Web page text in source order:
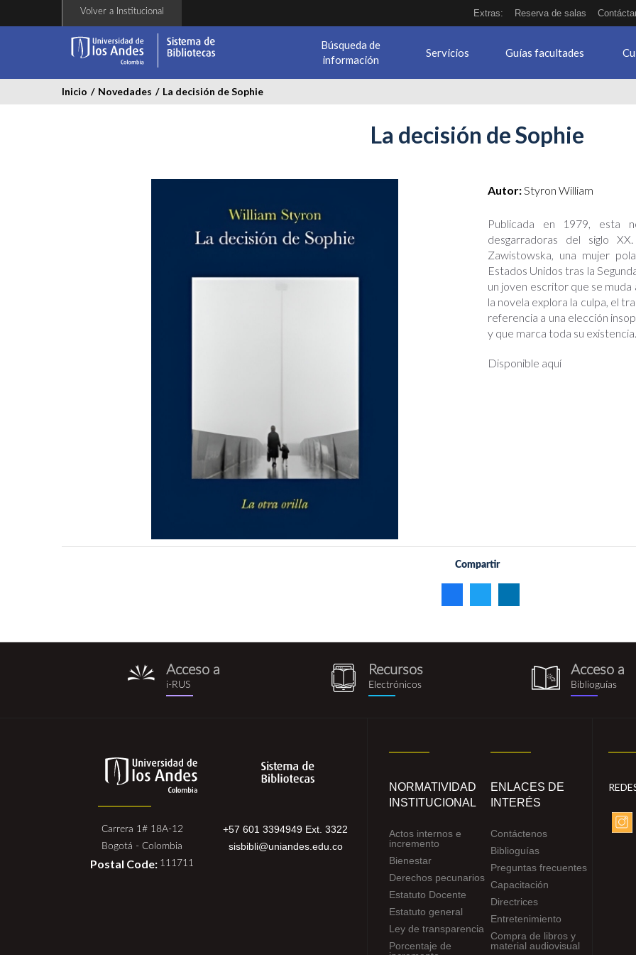
Volver a Institucional Extras: Reserva de salas
Búsqueda de
información
Servicios Guías facultades
Inicio / Novedades / La decisión de Sophie
La decisión de Sophie
Autor:Styron William
Publicada en 1979, esta
desgarradoras del siglo
Zawistowska, una mujer
Estados Unidos tras la
un joven escritor que se
la novela explora la culpa, el
referencia a una elección
y que marca toda su existencia.
Disponible aquí
Compartir
i-
rus.png
Acceso a
i-RUS recursos_electronicos.png
Recursos
Electrónicos
Acceso a
Biblioguías
Carrera 1# 18A-12
Bogotá - Colombia
Postal Code: 111711
+57 601 3394949 Ext. 3322
sisbibli@uniandes.edu.co
NORMATIVIDAD
INSTITUCIONAL
Actos internos e
incremento
Bienestar
Derechos pecunarios
Estatuto Docente
Estatuto general
Ley de transparencia
Porcentaje de
ENLACES DE
INTERÉS
Contáctenos
Biblioguías
Preguntas frecuentes
Capacitación
Directrices
Entretenimiento
Compra de libros y
material audiovisual